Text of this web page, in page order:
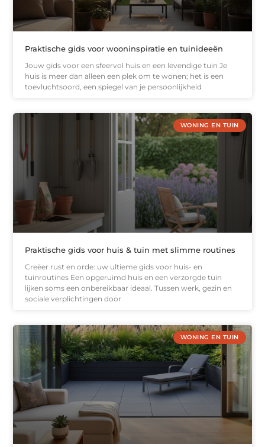
Praktische gids voor wooninspiratie en tuinideeën
Jouw gids voor een sfeervol huis en een levendige tuin Je
huis is meer dan alleen een plek om te wonen; het is een
toevluchtsoord, een spiegel van je persoonlijkheid
WONING EN TUIN
Praktische gids voor huis & tuin met slimme routines
Creëer rust en orde: uw ultieme gids voor huis- en
tuinroutines Een opgeruimd huis en een verzorgde tuin
lijken soms een onbereikbaar ideaal. Tussen werk, gezin en
sociale verplichtingen door
WONING EN TUIN